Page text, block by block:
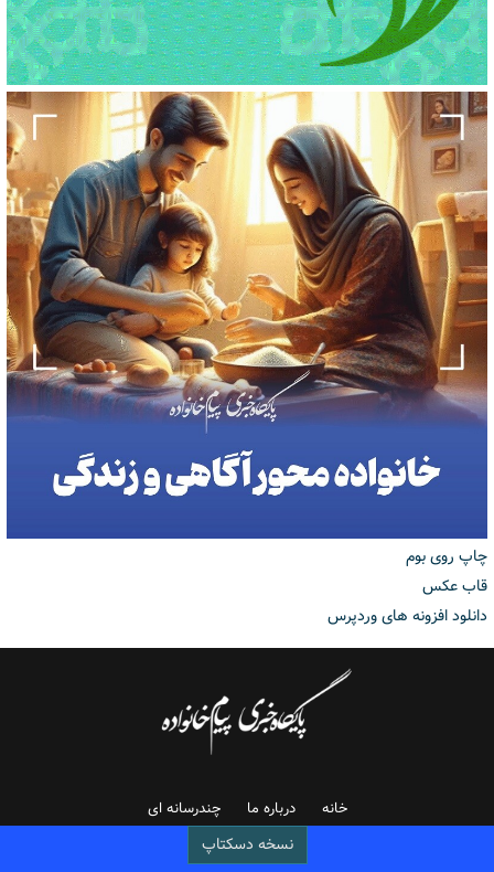
چاپ روی بوم
قاب عکس
دانلود افزونه های وردپرس
خانه درباره ما چندرسانه ای
نسخه دسکتاپ